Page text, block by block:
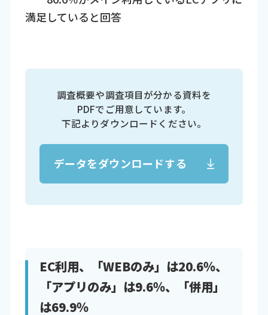
満足していると回答
調査概要や調査項目が分かる資料を
PDFでご用意しています。
下記よりダウンロードください。
データをダウンロードする
EC利用、「WEBのみ」は20.6％、
「アプリのみ」は9.6％、「併用」
は69.9％